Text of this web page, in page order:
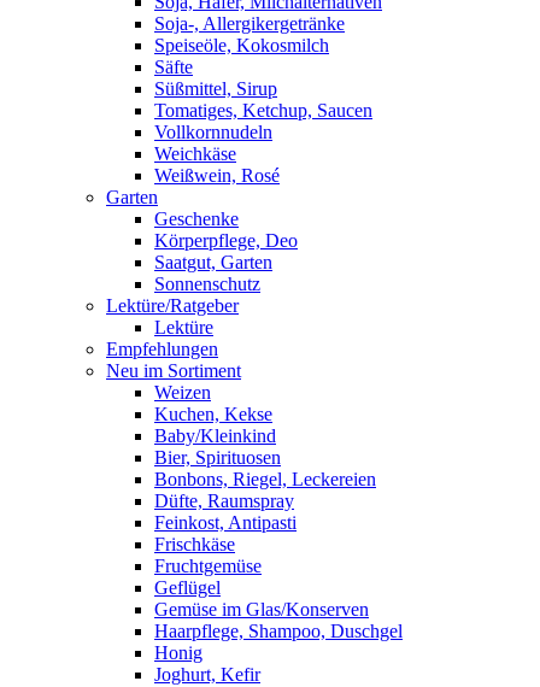
Soja-, Allergikergetränke
Speiseöle, Kokosmilch
Säfte
Süßmittel, Sirup
Tomatiges, Ketchup, Saucen
Vollkornnudeln
Weichkäse
Weißwein, Rosé
Garten
Geschenke
Körperpflege, Deo
Saatgut, Garten
Sonnenschutz
Lektüre/Ratgeber
Lektüre
Empfehlungen
Neu im Sortiment
Weizen
Kuchen, Kekse
Baby/Kleinkind
Bier, Spirituosen
Bonbons, Riegel, Leckereien
Düfte, Raumspray
Feinkost, Antipasti
Frischkäse
Fruchtgemüse
Geflügel
Gemüse im Glas/Konserven
Haarpflege, Shampoo, Duschgel
Honig
Joghurt, Kefir